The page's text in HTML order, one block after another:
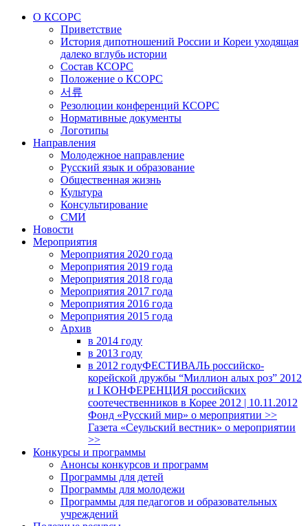
О КСОРС
Приветствие
История дипотношений России и Кореи уходящая
далеко вглубь истории
Состав КСОРС
Положение о КСОРС
서류
Резолюции конференций КСОРС
Нормативные документы
Логотипы
Направления
Молодежное направление
Русский язык и образование
Общественная жизнь
Культура
Консультирование
СМИ
Новости
Мероприятия
Мероприятия 2020 года
Мероприятия 2019 года
Мероприятия 2018 годa
Мероприятия 2017 года
Мероприятия 2016 года
Мероприятия 2015 года
Архив
в 2014 году
в 2013 году
в 2012 годуФЕСТИВАЛЬ российско-
корейской дружбы “Миллион алых роз” 2012
и I КОНФЕРЕНЦИЯ российских
соотечественников в Корее 2012 | 10.11.2012
Фонд «Русский мир» о мероприятии >>
Газета «Сеульский вестник» о мероприятии
>>
Конкурсы и программы
Анонсы конкурсов и программ
Программы для детей
Программы для молодежи
Программы для педагогов и образовательных
учреждений